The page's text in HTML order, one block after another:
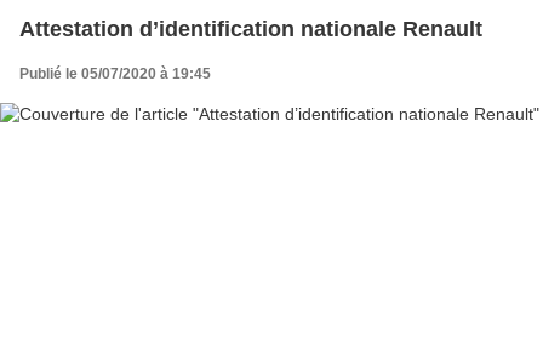
Attestation d’identification nationale Renault
Publié le 05/07/2020 à 19:45